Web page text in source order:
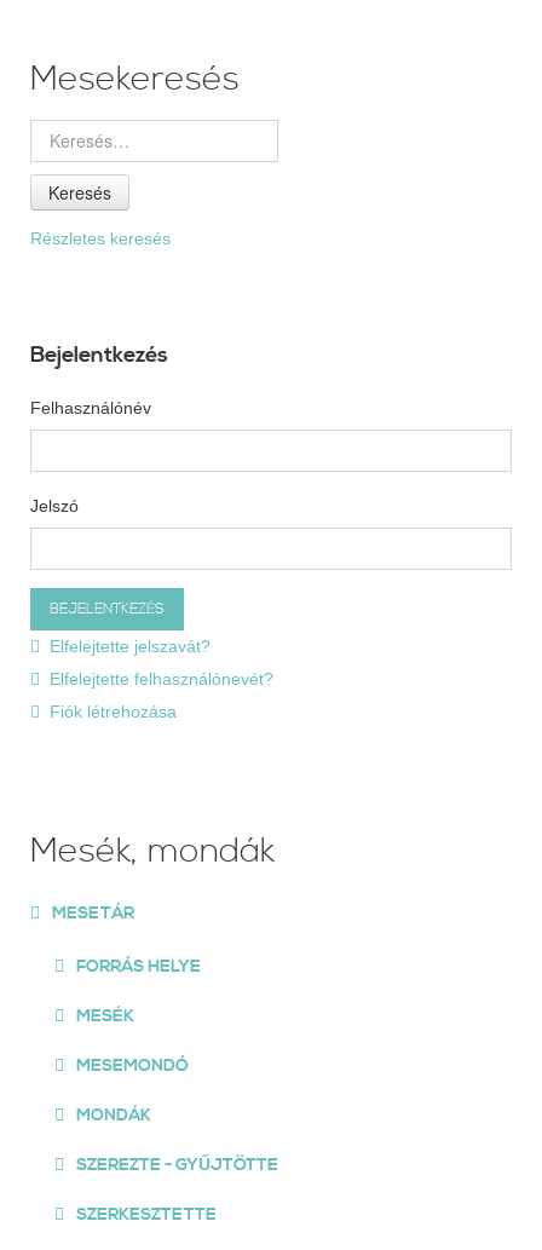
Mesekeresés
Keresés
Részletes keresés
Bejelentkezés
Felhasználónév
Jelszó
Elfelejtette jelszavát?
Elfelejtette felhasználónevét?
Fiók létrehozása
Mesék, mondák
MESETÁR
FORRÁS HELYE
MESÉK
MESEMONDÓ
MONDÁK
SZEREZTE - GYŰJTÖTTE
SZERKESZTETTE